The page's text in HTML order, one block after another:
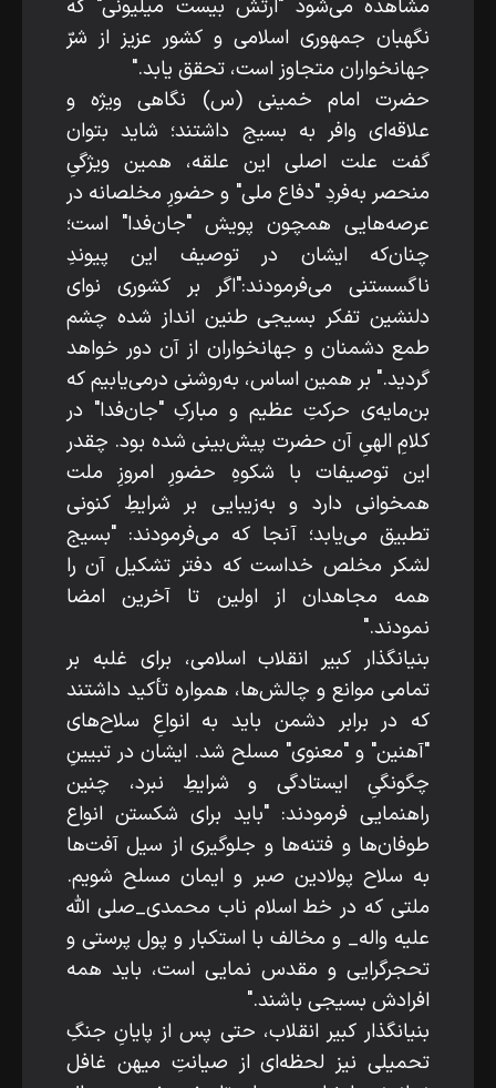
مشاهده می‌شود "ارتش بیست میلیونی" که
نگهبان جمهوری اسلامی و کشور عزیز از شرّ
جهانخواران متجاوز است، تحقق یابد."
حضرت امام خمینی (س) نگاهی ویژه و
علاقه‌ای وافر به بسیج داشتند؛ شاید بتوان
گفت علت اصلی این علقه، همین ویژگیِ
منحصر به‌فردِ "دفاع ملی" و حضورِ مخلصانه در
عرصه‌هایی همچون پویش "جان‌فدا" است؛
چنان‌که ایشان در توصیف این پیوندِ
ناگسستنی می‌فرمودند:"اگر بر کشوری نوای
دلنشین تفکر بسیجی طنین انداز شده چشم
طمع دشمنان و جهانخواران از آن دور خواهد
گردید." بر همین اساس، به‌روشنی درمی‌یابیم که
بن‌مایه‌ی حرکتِ عظیم و مبارکِ "جان‌فدا" در
کلامِ الهیِ آن حضرت پیش‌بینی شده بود. چقدر
این توصیفات با شکوهِ حضورِ امروزِ ملت
همخوانی دارد و به‌زیبایی بر شرایطِ کنونی
تطبیق می‌یابد؛ آنجا که می‌فرمودند: "بسیج
لشکر مخلص خداست که دفتر تشکیل آن را
همه مجاهدان از اولین تا آخرین امضا
نمودند."
بنیانگذار کبیر انقلاب اسلامی، برای غلبه بر
تمامی موانع و چالش‌ها، همواره تأکید داشتند
که در برابر دشمن باید به انواعِ سلاح‌های
"آهنین" و "معنوی" مسلح شد. ایشان در تبیینِ
چگونگیِ ایستادگی و شرایطِ نبرد، چنین
راهنمایی فرمودند: "باید برای شکستن انواع
طوفان‌ها و فتنه‌ها و جلوگیری از سیل آفت‌ها
به سلاح پولادین صبر و ایمان مسلح شویم.
ملتی که در خط اسلام ناب محمدی_صلی الله
علیه واله_ و مخالف با استکبار و پول پرستی و
تحجرگرایی و مقدس نمایی است، باید همه
افرادش بسیجی باشند."
بنیانگذار کبیر انقلاب، حتی پس از پایانِ جنگِ
تحمیلی نیز لحظه‌ای از صیانتِ میهن غافل